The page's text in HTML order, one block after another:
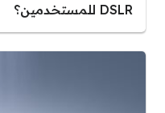
DSLR للمستخدمين؟